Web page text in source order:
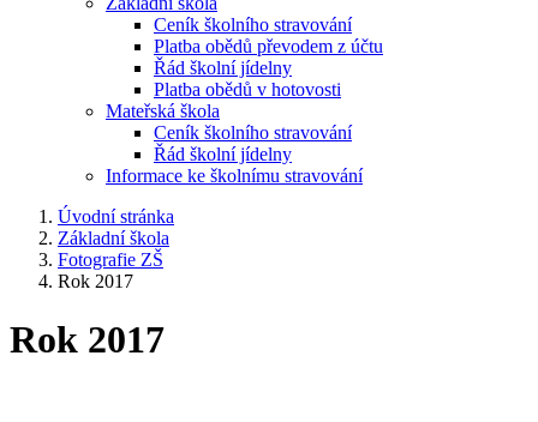
Ceník školního stravování
Platba obědů převodem z účtu
Řád školní jídelny
Platba obědů v hotovosti
Mateřská škola
Ceník školního stravování
Řád školní jídelny
Informace ke školnímu stravování
Úvodní stránka
Základní škola
Fotografie ZŠ
Rok 2017
Rok 2017